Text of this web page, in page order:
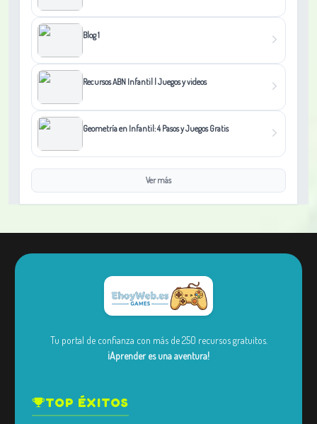
Blog 1
Recursos ABN Infantil | Juegos y videos
Geometría en Infantil: 4 Pasos y Juegos Gratis
Ver más
Tu portal de confianza con más de 250 recursos gratuitos.
¡Aprender es una aventura!
TOP ÉXITOS